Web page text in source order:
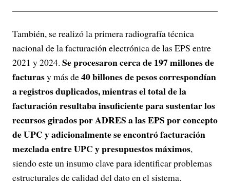
También, se realizó la primera radiografía técnica
nacional de la facturación electrónica de las EPS entre
2021 y 2024. Se procesaron cerca de 197 millones de
facturasy más de40 billones de pesos correspondían
a registros duplicados, mientras el total de la
facturación resultaba insuficiente para sustentar los
recursos girados por ADRES a las EPS por concepto
de UPC y adicionalmente se encontró facturación
mezclada entre UPC y presupuestos máximos,
siendo este un insumo clave para identificar problemas
estructurales de calidad del dato en el sistema.